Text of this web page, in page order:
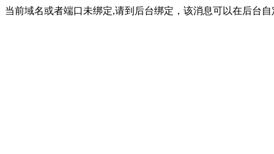
当前域名或者端口未绑定,请到后台绑定，该消息可以在后台自